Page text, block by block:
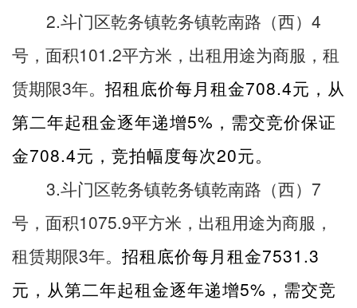
2.斗门区乾务镇乾务镇乾南路（西） 4
号，面积101.2平方米，出租用途为商服，租
赁期限3年。 招租底价每月租金708.4元，从
第二年起租金逐年递增5% ，需交竞价保证
金708.4元，竞拍幅度每次20元。
3.斗门区乾务镇乾务镇乾南路（西） 7
号，面积1075.9平方米，出租用途为商服，
租赁期限3年。 招租底价每月租金7531.3
元，从第二年起租金逐年递增5% ，需交竞